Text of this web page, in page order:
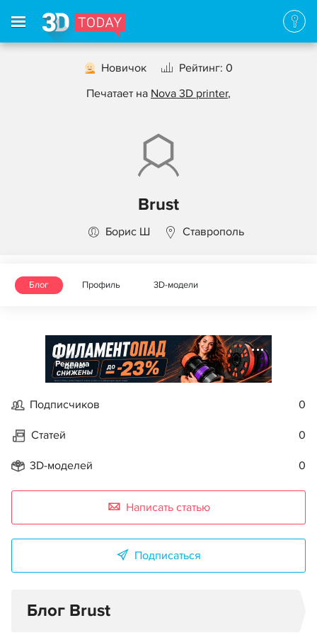
Новичок
Рейтинг: 0
Печатает на Nova 3D printer,
Brust
Борис Ш Ставрополь
Блог Профиль 3D-модели
Реклама
Подписчиков 0
Статей 0
3D-моделей 0
Написать статью
Подписаться
Блог Brust